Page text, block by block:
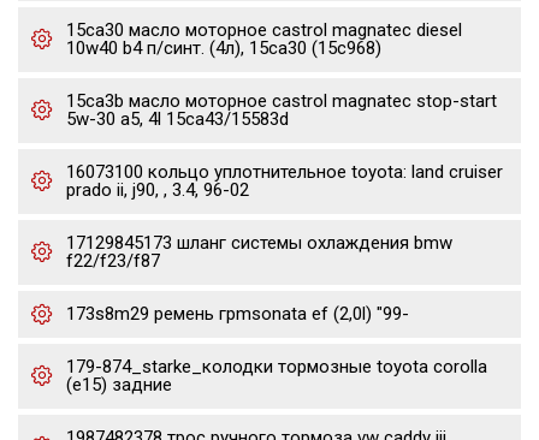
15ca30 масло моторное castrol magnatec diesel
10w40 b4 п/синт. (4л), 15ca30 (15c968)
15ca3b масло моторное castrol magnatec stop-start
5w-30 a5, 4l 15ca43/15583d
16073100 кольцо уплотнительное toyota: land cruiser
prado ii, j90, , 3.4, 96-02
17129845173 шланг системы охлаждения bmw
f22/f23/f87
173s8m29 ремень грmsonata ef (2,0l) "99-
179-874_starke_колодки тормозные toyota corolla
(e15) задние